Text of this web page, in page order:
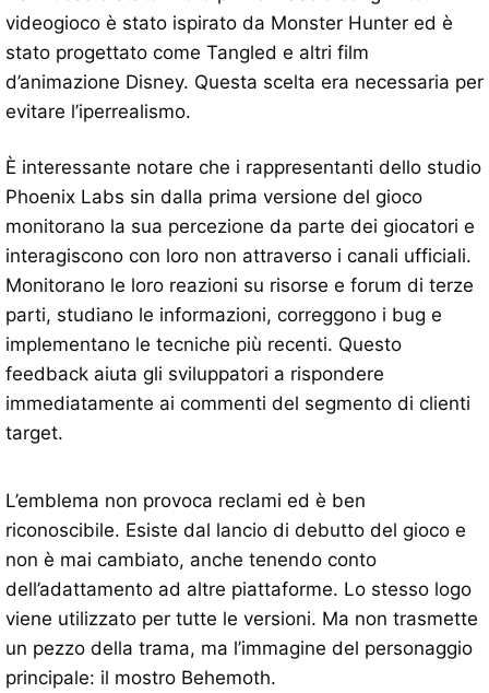
videogioco è stato ispirato da Monster Hunter ed è
stato progettato come Tangled e altri film
d’animazione Disney. Questa scelta era necessaria per
evitare l’iperrealismo.
È interessante notare che i rappresentanti dello studio
Phoenix Labs sin dalla prima versione del gioco
monitorano la sua percezione da parte dei giocatori e
interagiscono con loro non attraverso i canali ufficiali.
Monitorano le loro reazioni su risorse e forum di terze
parti, studiano le informazioni, correggono i bug e
implementano le tecniche più recenti. Questo
feedback aiuta gli sviluppatori a rispondere
immediatamente ai commenti del segmento di clienti
target.
L’emblema non provoca reclami ed è ben
riconoscibile. Esiste dal lancio di debutto del gioco e
non è mai cambiato, anche tenendo conto
dell’adattamento ad altre piattaforme. Lo stesso logo
viene utilizzato per tutte le versioni. Ma non trasmette
un pezzo della trama, ma l’immagine del personaggio
principale: il mostro Behemoth.